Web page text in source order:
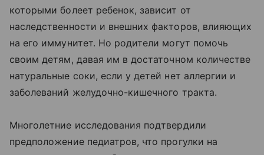
которыми болеет ребенок, зависит от
наследственности и внешних факторов, влияющих
на его иммунитет. Но родители могут помочь
своим детям, давая им в достаточном количестве
натуральные соки, если у детей нет аллергии и
заболеваний желудочно-кишечного тракта.
Многолетние исследования подтвердили
предположение педиатров, что прогулки на